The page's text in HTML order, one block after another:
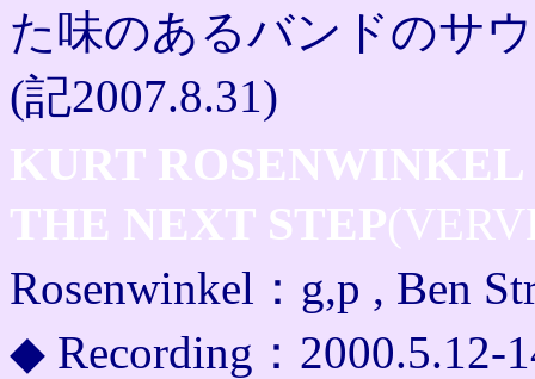
た味のあるバンドのサ
(記2007.8.31)
KURT ROSENWINKEL
THE NEXT STEP
Rosenwinkel：g,p , Ben
◆ Recording：2000.5.12-